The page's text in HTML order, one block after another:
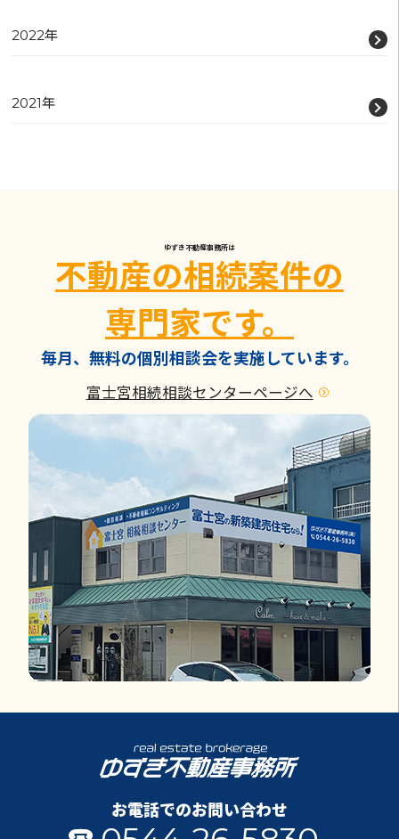
2022年
2021年
ゆずき不動産事務所は
不動産の相続案件の
専門家です。
毎月、無料の個別相談会を実施しています。
富士宮相続相談センターページへ
お電話でのお問い合わせ